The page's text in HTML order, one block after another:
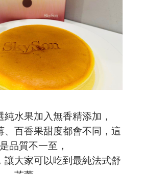
純水果加入無香精添加，
、百香果甜度都會不同，這
品質不一至，
讓大家可以吃到最純法式舒